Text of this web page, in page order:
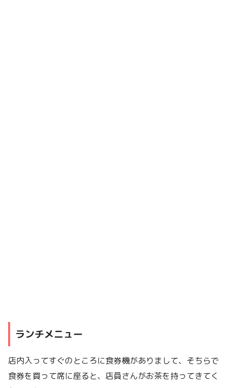
ランチメニュー
店内入ってすぐのところに食券機がありまして、そちらで
食券を買って席に座ると、店員さんがお茶を持ってきてく